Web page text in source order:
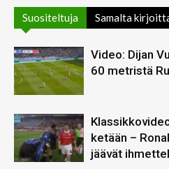
Suositeltuja Samalta
Video: Dijan
60 metristä
ketään –
jäävät